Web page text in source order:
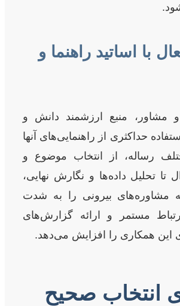
با اساتید راهنما و
و مشاور، منبع ارزشمند دانش و
حداکثری از راهنمایی‌های آنها
رساله، از انتخاب موضوع و
تا تحلیل داده‌ها و نگارش نهایی،
به مشاوره‌های بیرونی را به شدت
مستمر و ارائه گزارش‌های
این همکاری را افزایش می‌دهد.
انتخاب صحیح